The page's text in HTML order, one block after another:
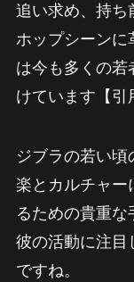
追い求め、持ち
ホップシーンに
は今も多くの若
けています【引
ジブラの若い
楽とカルチャー
るための貴重な
彼の活動に注目
ですね。